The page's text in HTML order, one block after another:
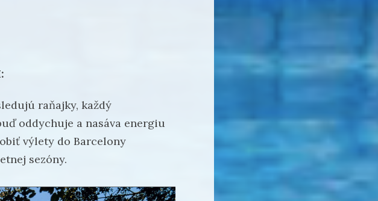
raňajky, každý
oddychuje a nasáva energiu
výlety do Barcelony
sezóny.